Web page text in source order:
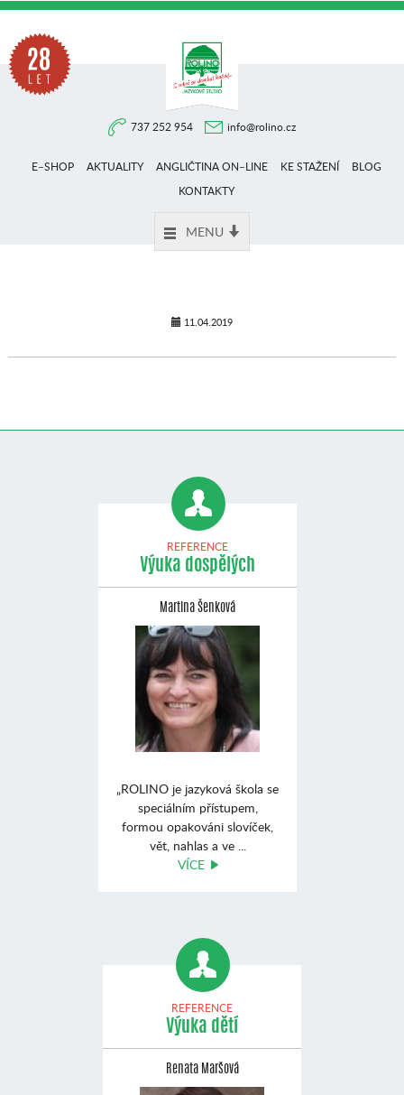
737 252 954 info@rolino.cz
E–SHOP AKTUALITY ANGLIČTINA ON–LINE KE STAŽENÍ
BLOG
KONTAKTY
MENU
11.04.2019
REFERENCE
Výuka dospělých
Martina Šenková
„ROLINO je jazyková škola se
speciálním přístupem,
formou opakováni slovíček,
vět, nahlas a ve ...
VÍCE
REFERENCE
Výuka dětí
Renata Maršová